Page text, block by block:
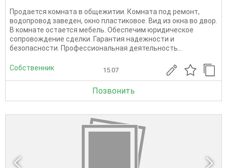
Продается комната в общежитии. Комната под ремонт,
водопровод заведен, окно пластиковое. Вид из окна во двор.
В комнате остается мебель. Обеспечим юридическое
сопровождение сделки. Гарантия надежности и
безопасности. Профессиональная деятельность...
Собственник 15.07
Позвонить